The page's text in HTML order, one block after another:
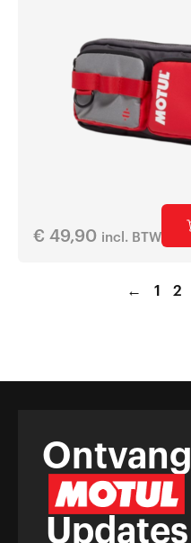
€ 49,90 incl. BTW
← 1 2
Ontvang
Updates